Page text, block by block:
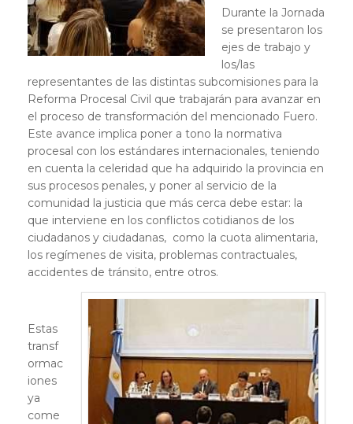
Durante la Jornada
se presentaron los
ejes de trabajo y
los/las
representantes de las distintas subcomisiones para la
Reforma Procesal Civil que trabajarán para avanzar en
el proceso de transformación del mencionado Fuero.
Este avance implica poner a tono la normativa
procesal con los estándares internacionales, teniendo
en cuenta la celeridad que ha adquirido la provincia en
sus procesos penales, y poner al servicio de la
comunidad la justicia que más cerca debe estar: la
que interviene en los conflictos cotidianos de los
ciudadanos y ciudadanas, como la cuota alimentaria,
los regímenes de visita, problemas contractuales,
accidentes de tránsito, entre otros.
Estas
transf
ormac
iones
ya
come